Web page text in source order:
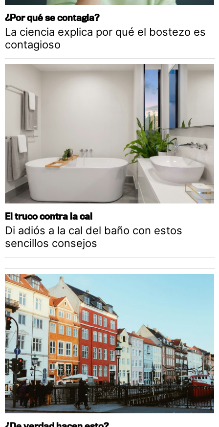
¿Por qué se contagia?
La ciencia explica por qué el bostezo es
contagioso
El truco contra la cal
Di adiós a la cal del baño con estos
sencillos consejos